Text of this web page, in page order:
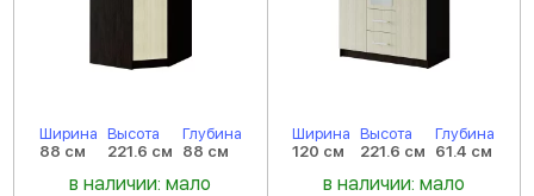
Ширина
88 см
Высота
221.6 см
Глубина
88 см
в наличии: мало
Ширина
120 см
Высота
221.6 см
Глубина
61.4 см
в наличии: мало